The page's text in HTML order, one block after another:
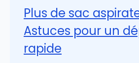
Plus de sac
Astuces pour un
rapide